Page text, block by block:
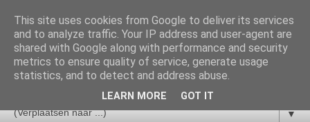
▼
This site uses cookies from Google to deliver its services
and to analyze traffic. Your IP address and user-agent are
shared with Google along with performance and security
metrics to ensure quality of service, generate usage
statistics, and to detect and address abuse.
LEARN MORE GOT IT